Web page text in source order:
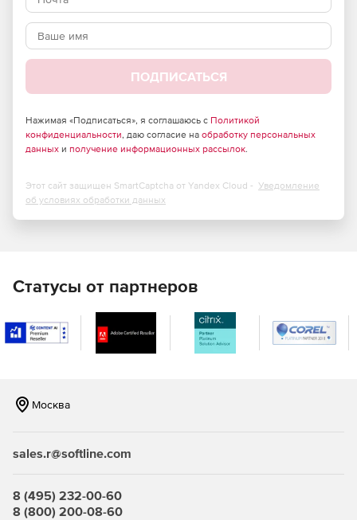
ПОДПИСАТЬСЯ
Нажимая «Подписаться», я соглашаюсь с Политикой
конфиденциальности, даю согласие на обработку персональных
данных и получение информационных рассылок.
Этот сайт защищен SmartCaptcha от Yandex Cloud - Уведомление
об условиях обработки данных
Статусы от партнеров
Москва
sales.r@softline.com
8 (495) 232-00-60
8 (800) 200-08-60